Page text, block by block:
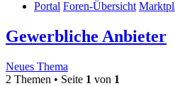
Portal Foren-Übersicht
Gewerbliche Anbieter
Neues Thema
2 Themen • Seite 1 von 1